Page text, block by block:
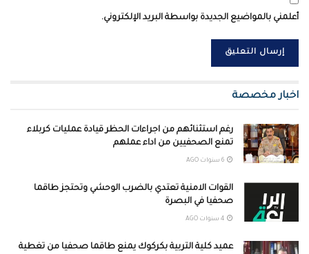
أعلمني بالمواضيع الجديدة بواسطة البريد الإلكتروني.
اخبار مخصصة
رغم استثنائهم من اجراءات الحظر قيادة عمليات كربلاء
تمنع الصحفيين من اداء عملهم
القوات الامنية تعتدي بالضرب الوحشي وتحتجز طاقما
صحفيا في البصرة
عميد كلية التربية بكركوك يمنع طاقما صحفيا من تغطية